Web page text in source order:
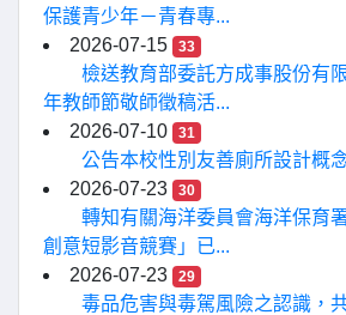
保護青少年－青春專...
2026-07-15
33
檢送教育部委託方成事股份有
年教師節敬師徵稿活...
2026-07-10
31
公告本校性別友善廁所設計概
2026-07-23
30
轉知有關海洋委員會海洋保育
創意短影音競賽」已...
2026-07-23
29
毒品危害與毒駕風險之認識，